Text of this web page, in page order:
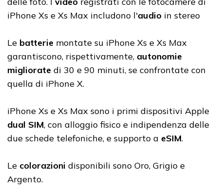
iPhone Xs e Xs Max includono l'audio in stereo
Le batterie montate su iPhone Xs e Xs Max
garantiscono, rispettivamente, autonomie
migliorate di 30 e 90 minuti, se confrontate con
quella di iPhone X.
iPhone Xs e Xs Max sono i primi dispositivi Apple
dual SIM, con alloggio fisico e indipendenza delle
due schede telefoniche, e supporto a eSIM.
Le colorazioni disponibili sono Oro, Grigio e
Argento.